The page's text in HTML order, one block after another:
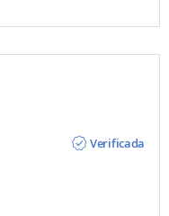
Verificada